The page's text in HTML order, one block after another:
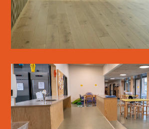
LÆS MERE
OSTED SKOLE &